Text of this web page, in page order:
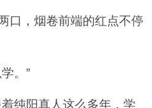
口，烟卷前端的红点不停
。”
纯阳真人这么多年，学